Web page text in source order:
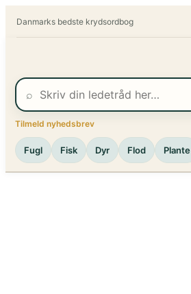
Danmarks bedste krydsordbog
⌕
Tilmeld nyhedsbrev
Fugl Fisk Dyr Flod Plante